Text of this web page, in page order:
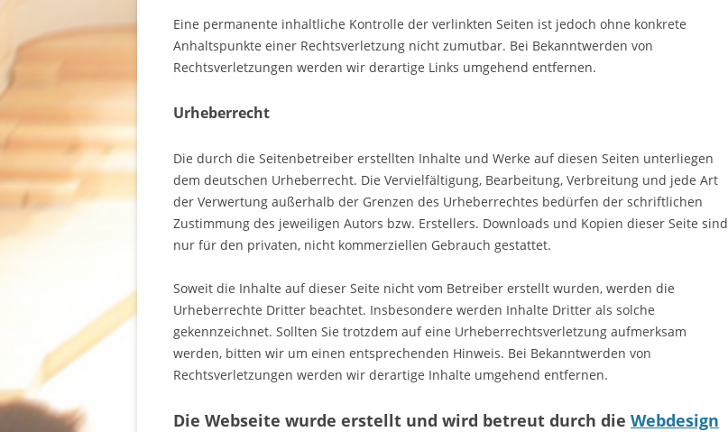
Eine permanente inhaltliche Kontrolle der verlinkten Seiten ist jedoch ohne konkrete
Anhaltspunkte einer Rechtsverletzung nicht zumutbar. Bei Bekanntwerden von
Rechtsverletzungen werden wir derartige Links umgehend entfernen.
Urheberrecht
Die durch die Seitenbetreiber erstellten Inhalte und Werke auf diesen Seiten unterliegen
dem deutschen Urheberrecht. Die Vervielfältigung, Bearbeitung, Verbreitung und jede Art
der Verwertung außerhalb der Grenzen des Urheberrechtes bedürfen der schriftlichen
Zustimmung des jeweiligen Autors bzw. Erstellers. Downloads und Kopien dieser Seite sind
nur für den privaten, nicht kommerziellen Gebrauch gestattet.
Soweit die Inhalte auf dieser Seite nicht vom Betreiber erstellt wurden, werden die
Urheberrechte Dritter beachtet. Insbesondere werden Inhalte Dritter als solche
gekennzeichnet. Sollten Sie trotzdem auf eine Urheberrechtsverletzung aufmerksam
werden, bitten wir um einen entsprechenden Hinweis. Bei Bekanntwerden von
Rechtsverletzungen werden wir derartige Inhalte umgehend entfernen.
Die Webseite wurde erstellt und wird betreut durch die Webdesign